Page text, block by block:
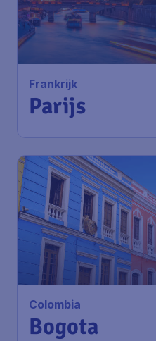
Frankrijk
Parijs
Colombia
Bogota